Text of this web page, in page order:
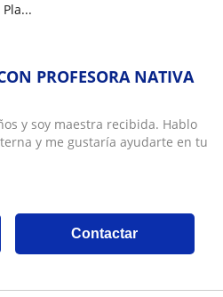
PROFESORA NATIVA
y soy maestra recibida. Hablo
y me gustaría ayudarte en tu
Contactar